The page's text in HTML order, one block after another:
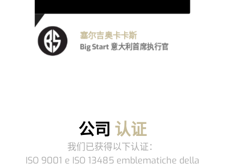
塞尔吉奥卡卡斯
Big Start 意大利首席执行官
公司 认证
我们已获得以下认证：
ISO 9001 e ISO 13485 emblematiche della